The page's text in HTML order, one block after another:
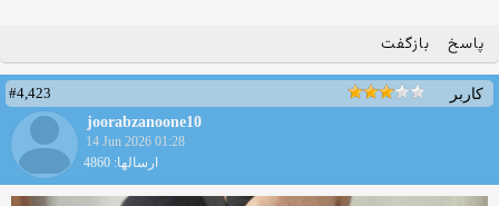
پاسخ بازگفت
کاربر
#4,423
joorabzanoone10
14 Jun 2026 01:28
ارسالها: 4860